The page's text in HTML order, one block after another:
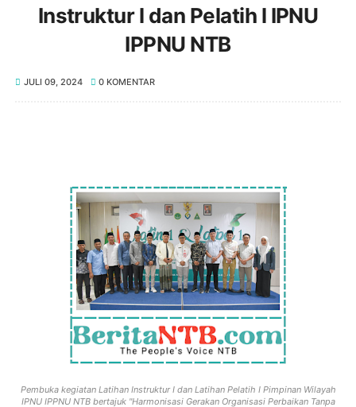
Instruktur l dan Pelatih l IPNU
IPPNU NTB
JULI 09, 2024 0 KOMENTAR
Pembuka kegiatan Latihan Instruktur I dan Latihan Pelatih I Pimpinan Wilayah
IPNU IPPNU NTB bertajuk "Harmonisasi Gerakan Organisasi Perbaikan Tanpa